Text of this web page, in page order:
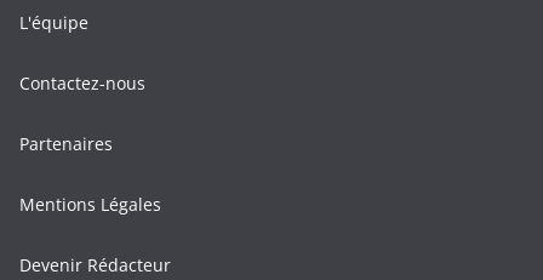
e
m
e
n
L'équipe
Contactez-nous
Partenaires
Mentions Légales
Devenir Rédacteur